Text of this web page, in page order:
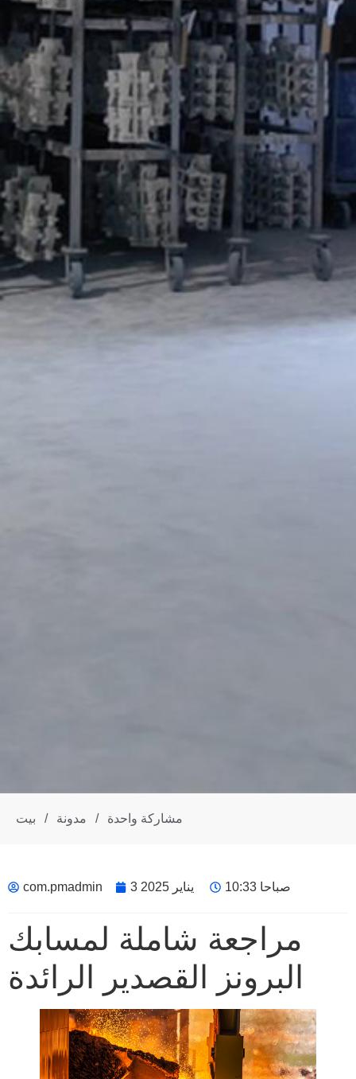
بيت / مدونة / مشاركة واحدة
com.pmadmin
مراجعة شاملة لمسابك
البرونز القصدير الرائدة